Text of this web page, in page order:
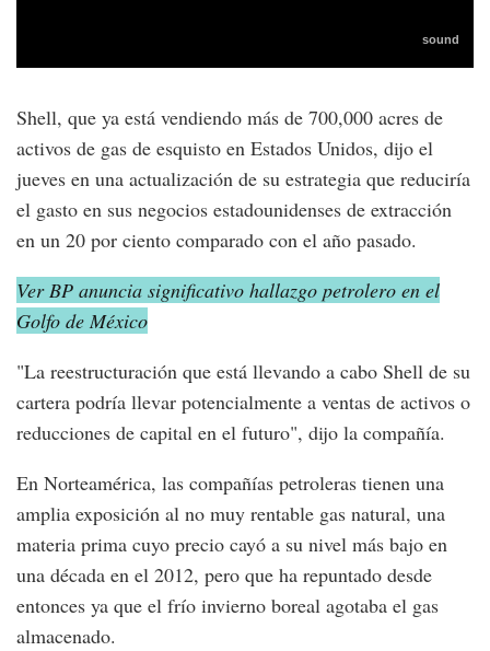
Shell, que ya está vendiendo más de 700,000 acres de
activos de gas de esquisto en Estados Unidos, dijo el
jueves en una actualización de su estrategia que reduciría
el gasto en sus negocios estadounidenses de extracción
en un 20 por ciento comparado con el año pasado.
Ver BP anuncia significativo hallazgo petrolero en el
Golfo de México
"La reestructuración que está llevando a cabo Shell de su
cartera podría llevar potencialmente a ventas de activos o
reducciones de capital en el futuro", dijo la compañía.
En Norteamérica, las compañías petroleras tienen una
amplia exposición al no muy rentable gas natural, una
materia prima cuyo precio cayó a su nivel más bajo en
una década en el 2012, pero que ha repuntado desde
entonces ya que el frío invierno boreal agotaba el gas
almacenado.